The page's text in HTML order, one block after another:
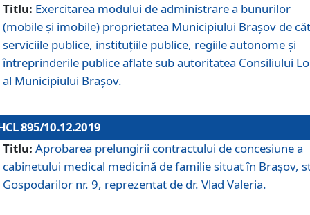
Titlu: Exercitarea modului de administrare a bunurilor
(mobile și imobile) proprietatea Municipiului Brașov de
serviciile publice, instituțiile publice, regiile autonome și
întreprinderile publice aflate sub autoritatea Consiliului
al Municipiului Brașov.
895/10.12.2019
Titlu: Aprobarea prelungirii contractului de concesiune a
cabinetului medical medicină de familie situat în Braşov,
Gospodarilor nr. 9, reprezentat de dr. Vlad Valeria.